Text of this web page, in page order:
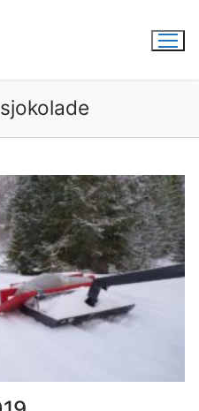
sjokolade